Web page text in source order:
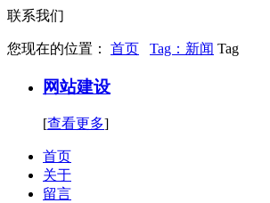
联系我们
您现在的位置： 首页 Tag： 新闻 Tag
网站建设
[查看更多]
首页
关于
留言